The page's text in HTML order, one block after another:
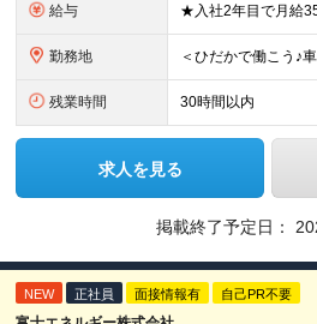
給与
勤務地
残業時間 30時間以内
求人を見る
掲載終了予定日：
NEW 正社員 面接情報有 自己PR不要